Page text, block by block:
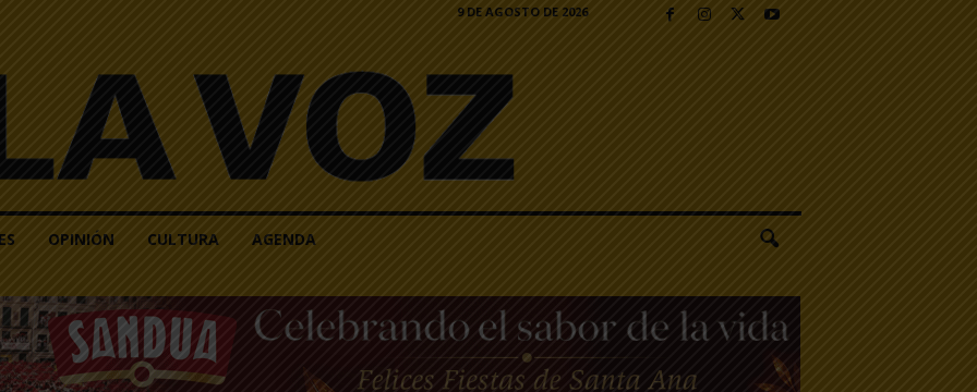
9 DE AGOSTO DE 2026
OPINIÓN CULTURA AGENDA